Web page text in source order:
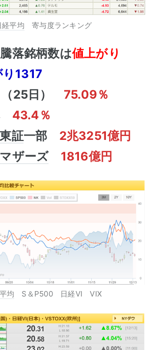
経平均 寄与度ランキング
落銘柄数は値上がり
1317
（25日） 75.09％
43.4％
東証一部 2兆3251億円
マザーズ
1816億円
均 S＆P500 日経VI VIX